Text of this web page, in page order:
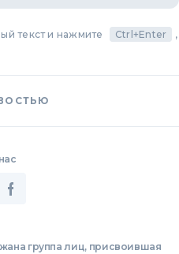
текст и нажмите Ctrl+Enter
,
группа лиц, присвоившая